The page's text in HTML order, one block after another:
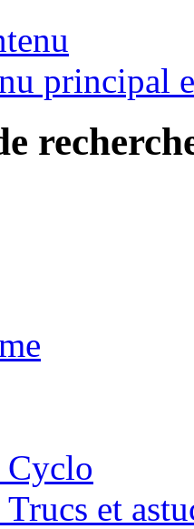
principal
Cyclo
et